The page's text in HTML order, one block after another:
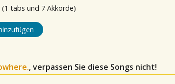
(1 tabs und 7 Akkorde)
, verpassen Sie diese Songs nicht!